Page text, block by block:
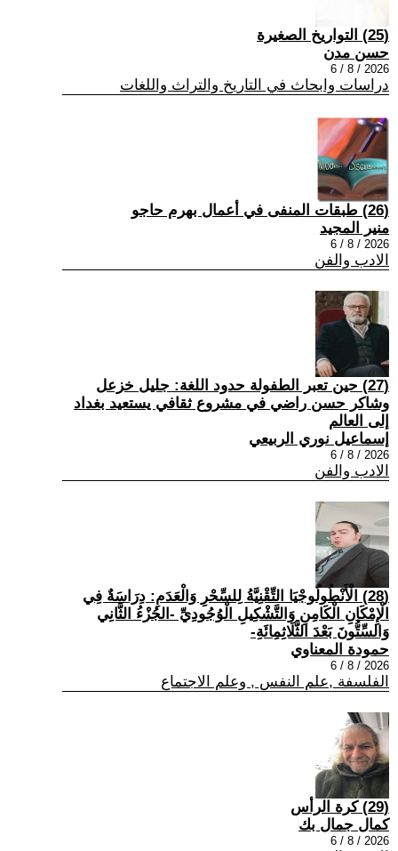
(25) التواريخ الصغيرة
حسن مدن
2026 / 8 / 6
دراسات وابحاث في التاريخ والتراث واللغات
(26) طبقات المنفى في أعمال بهرم حاجو
منير المجيد
2026 / 8 / 6
الادب والفن
(27) حين تعبر الطفولة حدود اللغة: جليل خزعل
وشاكر حسن راضي في مشروع ثقافي يستعيد بغداد
إلى العالم
إسماعيل نوري الربيعي
2026 / 8 / 6
الادب والفن
(28) الْأَنْطُولُوجْيَا التِّقْنِيَّةُ لِلسِّحْرِ وَالْعَدَمِ: دِرَاسَةٌ فِي
الْإِمْكَانِ الْكَامِنِ وَالتَّشْكِيلِ الْوُجُودِيِّ -الجُزْءُ الثَّانِي
وَالسِّتُّونَ بَعْدَ الثَّلَاثِمِائَةِ-
حمودة المعناوي
2026 / 8 / 6
الفلسفة ,علم النفس , وعلم الاجتماع
(29) كرة الرأس
كمال جمال بك
2026 / 8 / 6